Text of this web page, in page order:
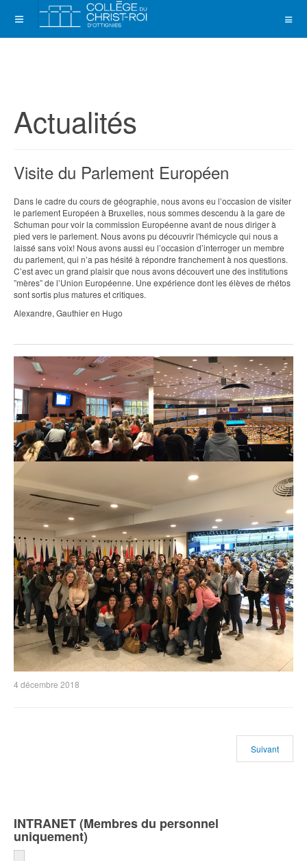
Actualités
Visite du Parlement Européen
Dans le cadre du cours de géographie, nous avons eu l’occasion de visiter
le parlement Européen à Bruxelles, nous sommes descendu à la gare de
Schuman pour voir la commission Européenne avant de nous diriger à
pied vers le parlement. Nous avons pu découvrir l'hémicycle qui nous a
laissé sans voix! Nous avons aussi eu l’occasion d’interroger un membre
du parlement, qui n’a pas hésité à répondre franchement à nos questions.
C’est avec un grand plaisir que nous avons découvert une des institutions
”mères” de l’Union Européenne. Une expérience dont les élèves de rhétos
sont sortis plus matures et critiques.
Alexandre, Gauthier en Hugo
4 décembre 2018
Suivant
INTRANET (Membres du personnel
uniquement)